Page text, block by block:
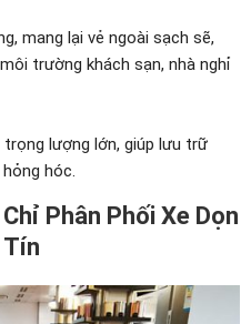
mang lại vẻ ngoài sạch sẽ,
trường khách sạn, nhà nghỉ
lượng lớn, giúp lưu trữ
hóc.
Phân Phối Xe Dọn
Tín